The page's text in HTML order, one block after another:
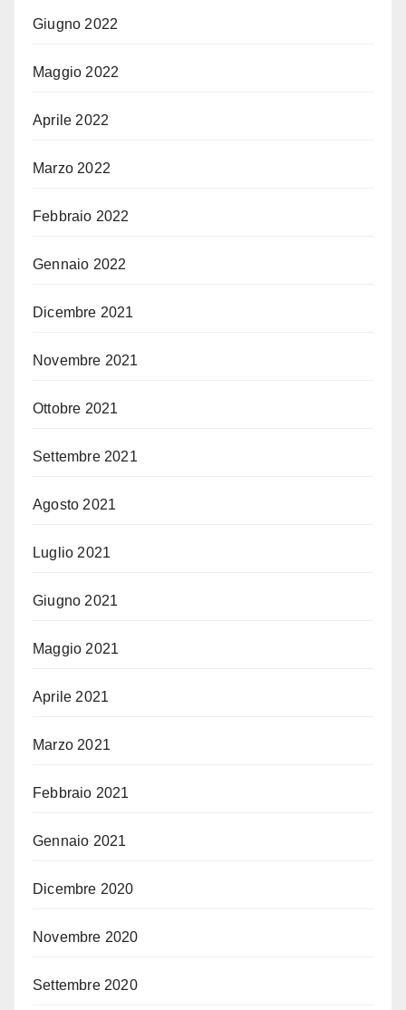
Giugno 2022
Maggio 2022
Aprile 2022
Marzo 2022
Febbraio 2022
Gennaio 2022
Dicembre 2021
Novembre 2021
Ottobre 2021
Settembre 2021
Agosto 2021
Luglio 2021
Giugno 2021
Maggio 2021
Aprile 2021
Marzo 2021
Febbraio 2021
Gennaio 2021
Dicembre 2020
Novembre 2020
Settembre 2020